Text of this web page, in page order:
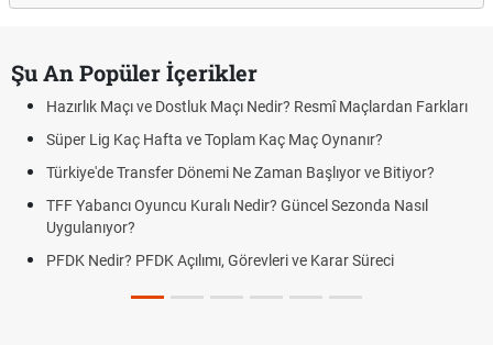
Şu An Popüler İçerikler
Hazırlık Maçı ve Dostluk Maçı Nedir? Resmî Maçlardan Farkları
Süper Lig Kaç Hafta ve Toplam Kaç Maç Oynanır?
Türkiye'de Transfer Dönemi Ne Zaman Başlıyor ve Bitiyor?
TFF Yabancı Oyuncu Kuralı Nedir? Güncel Sezonda Nasıl
Uygulanıyor?
PFDK Nedir? PFDK Açılımı, Görevleri ve Karar Süreci